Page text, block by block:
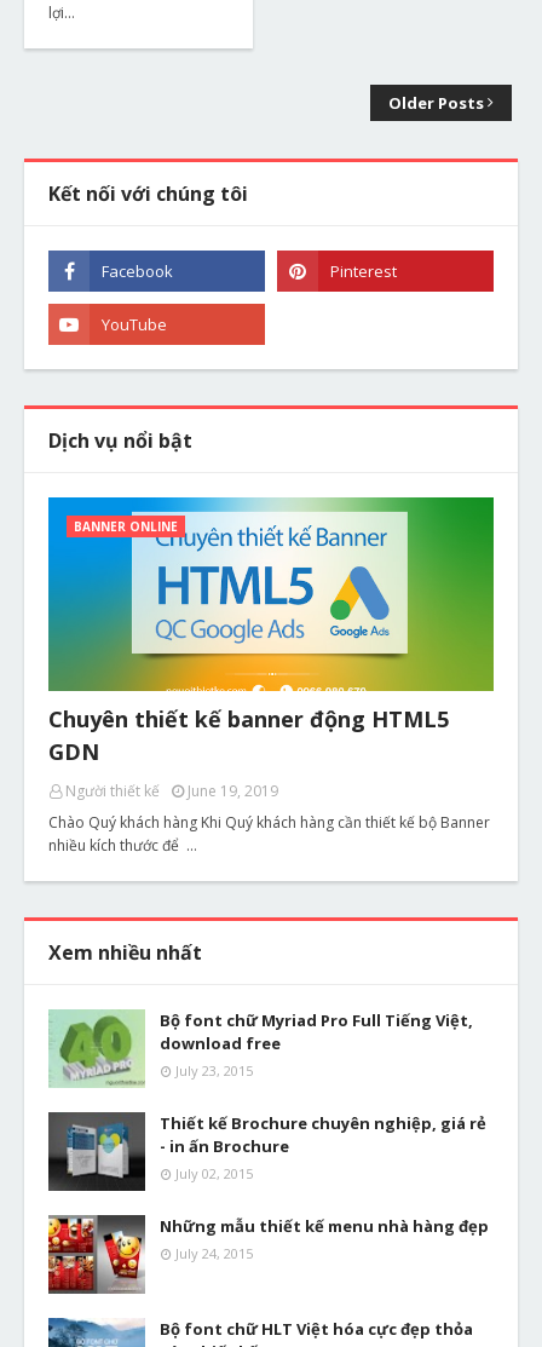
lợi…
Older Posts
Kết nối với chúng tôi
Dịch vụ nổi bật
BANNER ONLINE
Chuyên thiết kế banner động HTML5
GDN
Người thiết kế
June 19, 2019
Chào Quý khách hàng Khi Quý khách hàng cần thiết kế bộ Banner
nhiều kích thước để …
Xem nhiều nhất
Bộ font chữ Myriad Pro Full Tiếng Việt,
download free
July 23, 2015
Thiết kế Brochure chuyên nghiệp, giá rẻ
- in ấn Brochure
July 02, 2015
Những mẫu thiết kế menu nhà hàng đẹp
July 24, 2015
Bộ font chữ HLT Việt hóa cực đẹp thỏa